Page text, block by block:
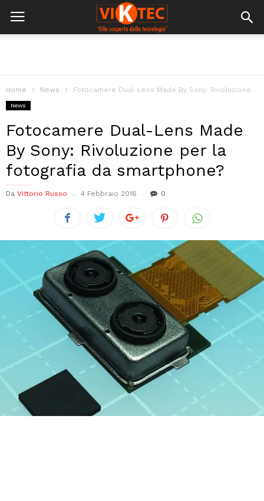
Home News Fotocamere Dual-Lens Made By Sony: Rivoluzione per la fotografia da smartphone?
News
Fotocamere Dual-Lens Made
By Sony: Rivoluzione per la
fotografia da smartphone?
Da Vittorio Russo 4 Febbraio 2016 0